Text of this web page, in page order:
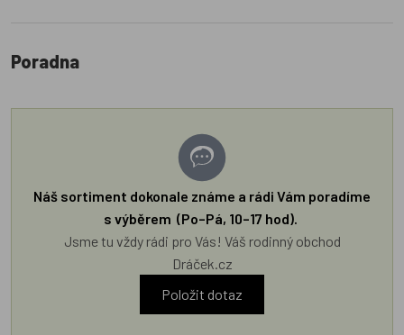
Poradna
Náš sortiment dokonale známe a rádi Vám poradíme
s výběrem (Po–Pá, 10–17 hod).
Jsme tu vždy rádi pro Vás! Váš rodinný obchod
Dráček.cz
Položit dotaz